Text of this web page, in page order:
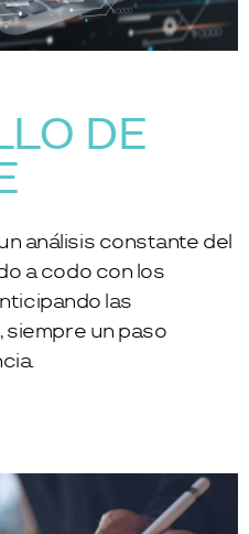
DE
análisis constante del
a codo con los
las
un paso